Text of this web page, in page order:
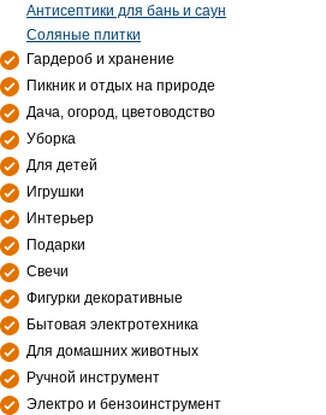
Антисептики для бань и саун
Соляные плитки
Гардероб и хранение
Пикник и отдых на природе
Дача, огород, цветоводство
Уборка
Для детей
Игрушки
Интерьер
Подарки
Свечи
Фигурки декоративные
Бытовая электротехника
Для домашних животных
Ручной инструмент
Электро и бензоинструмент